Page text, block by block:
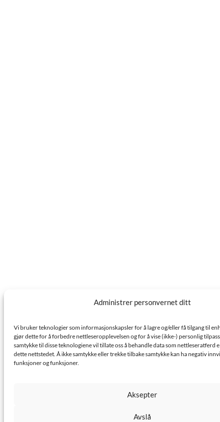
Administrer personvernet ditt
Vi bruker teknologier som informasjonskapsler for å lagre og/eller få tilgang til
gjør dette for å forbedre nettleseropplevelsen og for å vise (ikke-) personlig
samtykke til disse teknologiene vil tillate oss å behandle data som nettleseratferd
dette nettstedet. Å ikke samtykke eller trekke tilbake samtykke kan ha negativ
funksjoner og funksjoner.
Aksepter
Avslå